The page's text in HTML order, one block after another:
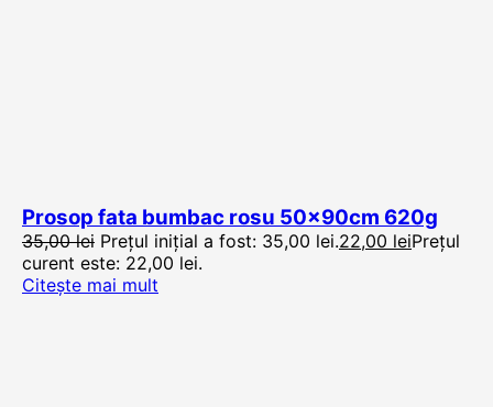
Prosop fata bumbac rosu 50x90cm 620g
35,00lei Prețul inițial a fost: 35,00 lei.22,00 leiPrețul
curent este: 22,00 lei.
Citește mai mult